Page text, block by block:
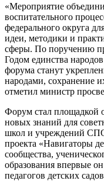
«Мероприятие
воспитательного
федерального округа
идеи, методики и
сферы. По поручению
Годом единства
форума станут
народами, сохранение
отметил министр
Форум стал площадкой
новых знаний для
школ и учреждений
проекта «Навигаторы
сообщества,
образования впервые
педагогов детских